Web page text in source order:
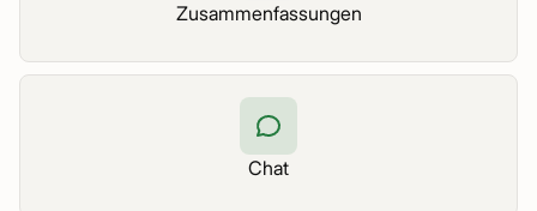
Zusammenfassungen
Chat